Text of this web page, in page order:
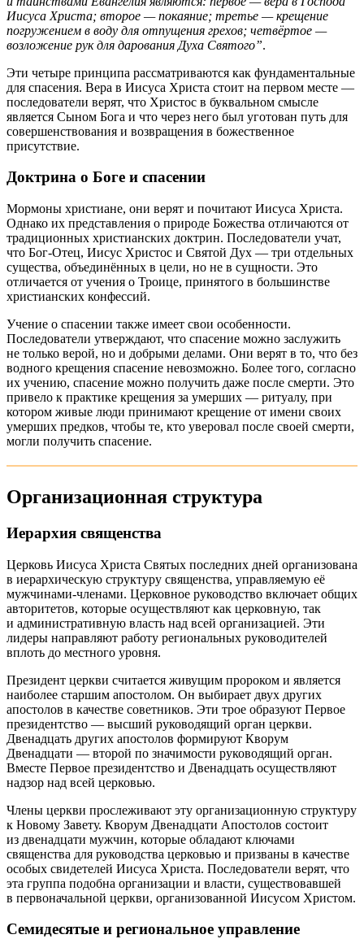
Иисуса Христа; второе — покаяние; третье — крещение
погружением в воду для отпущения грехов; четвёртое —
возложение рук для дарования Духа Святого”.
Эти четыре принципа рассматриваются как фундаментальные
для спасения. Вера в Иисуса Христа стоит на первом месте —
последователи верят, что Христос в буквальном смысле
является Сыном Бога и что через него был уготован путь для
совершенствования и возвращения в божественное
присутствие.
Доктрина о Боге и спасении
Мормоны христиане, они верят и почитают Иисуса Христа.
Однако их представления о природе Божества отличаются от
традиционных христианских доктрин. Последователи учат,
что Бог-Отец, Иисус Христос и Святой Дух — три отдельных
существа, объединённых в цели, но не в сущности. Это
отличается от учения о Троице, принятого в большинстве
христианских конфессий.
Учение о спасении также имеет свои особенности.
Последователи утверждают, что спасение можно заслужить
не только верой, но и добрыми делами. Они верят в то, что без
водного крещения спасение невозможно. Более того, согласно
их учению, спасение можно получить даже после смерти. Это
привело к практике крещения за умерших — ритуалу, при
котором живые люди принимают крещение от имени своих
умерших предков, чтобы те, кто уверовал после своей смерти,
могли получить спасение.
Организационная структура
Иерархия священства
Церковь Иисуса Христа Святых последних дней организована
в иерархическую структуру священства, управляемую её
мужчинами-членами. Церковное руководство включает общих
авторитетов, которые осуществляют как церковную, так
и административную власть над всей организацией. Эти
лидеры направляют работу региональных руководителей
вплоть до местного уровня.
Президент церкви считается живущим пророком и является
наиболее старшим апостолом. Он выбирает двух других
апостолов в качестве советников. Эти трое образуют Первое
президентство — высший руководящий орган церкви.
Двенадцать других апостолов формируют Кворум
Двенадцати — второй по значимости руководящий орган.
Вместе Первое президентство и Двенадцать осуществляют
надзор над всей церковью.
Члены церкви прослеживают эту организационную структуру
к Новому Завету. Кворум Двенадцати Апостолов состоит
из двенадцати мужчин, которые обладают ключами
священства для руководства церковью и призваны в качестве
особых свидетелей Иисуса Христа. Последователи верят, что
эта группа подобна организации и власти, существовавшей
в первоначальной церкви, организованной Иисусом Христом.
Семидесятые и региональное управление